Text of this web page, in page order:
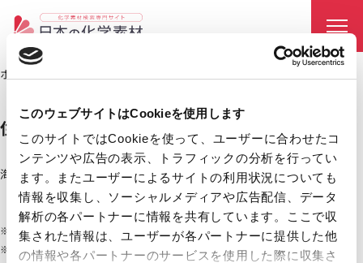
このウェブサイトはCookieを使用します
このサイトではCookieを使って、ユーザーに合わせたコ
ンテンツや広告の表示、トラフィックの分析を行ってい
ます。またユーザーによるサイトの利用状況についても
情報を収集し、ソーシャルメディアや広告配信、データ
解析の各パートナーに情報を共有しています。ここで収
集された情報は、ユーザーが各パートナーに提供した他
の情報や各パートナーのサービスを使用した際に収集さ
ホーム
住友電気工業株式会社
海外拠点
東アジア、東南アジア・南アジア・オセアニア、南北アメリカ、
ヨーロッパ、中東＆アフリカ
※ 会社ホームページ をもとに作成
※ 出荷可能な国は製品ごとに異なるため、必ず担当営業にご確認ください。